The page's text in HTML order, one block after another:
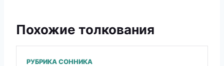
Похожие толкования
РУБРИКА СОННИКА